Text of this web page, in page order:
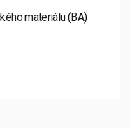
materiálu (BA)